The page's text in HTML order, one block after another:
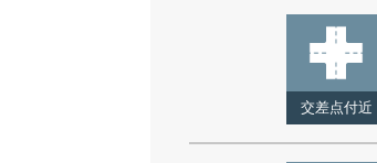
交差点付近